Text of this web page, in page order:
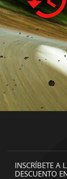
INSCRÍBETE A
DESCUENTO